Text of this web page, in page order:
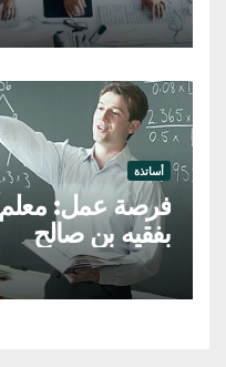
أساتذة
فرصة عمل:
بفقيه بن صالح